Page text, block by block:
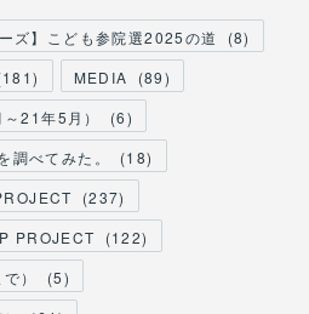
ーズ】こども参院選2025の道 (8)
181) MEDIA (89)
21年5月）
(6)
調べてみた。
(18)
(237)
PROJECT
(122)
）
(5)